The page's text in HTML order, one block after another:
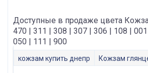
Доступные в продаже цвета
470 | 311 | 308 | 307 | 306 | 108 |
050 | 111 | 900
кожзам купить днепр Кожзам